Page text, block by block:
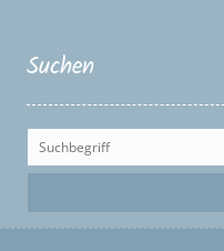
Suchen